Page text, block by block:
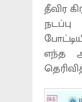
தீவிர
எந்த